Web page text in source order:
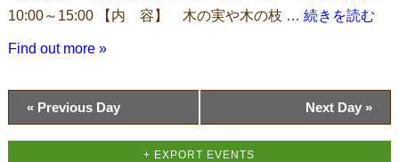
10:00～15:00 【内 容】 木の実や木の枝 … "夏
自
由
続きを読む
Find out more »
Navigation
«Previous Day Next Day »
+ EXPORT EVENTS